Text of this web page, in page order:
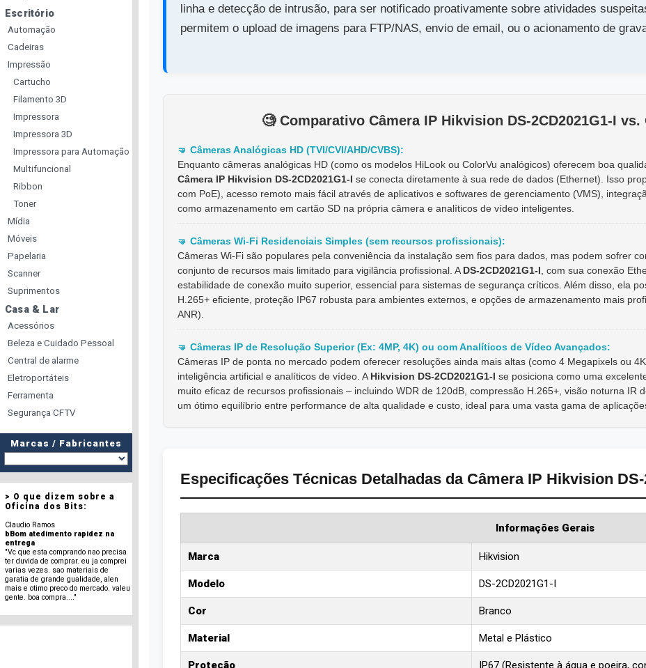
Escritório
Automação
Cadeiras
Impressão
Cartucho
Filamento 3D
Impressora
Impressora 3D
Impressora para Automação
Multifuncional
Ribbon
Toner
Mídia
Móveis
Papelaria
Scanner
Suprimentos
Casa & Lar
Acessórios
Beleza e Cuidado Pessoal
Central de alarme
Eletroportáteis
Ferramenta
Segurança CFTV
Marcas / Fabricantes
> O que dizem sobre a
Oficina dos Bits:
Claudio Ramos
bBom atedimento rapidez na
entrega
"Vc que esta comprando nao precisa
ter duvida de comprar. eu ja comprei
varias vezes. sao materiais de
garatia de grande gualidade, alen
mais e otimo preco do mercado. valeu
gente. boa compra...."
linha e detecção de intrusão, para ser notificado proativamente sobre atividades
permitem o upload de imagens para FTP/NAS, envio de email, ou o acionamento de
🧐️ Comparativo Câmera IP Hikvision DS-2CD2021G1-I vs.
🤜️ Câmeras Analógicas HD (TVI/CVI/AHD/CVBS):
Enquanto câmeras analógicas HD (como os modelos HiLook ou ColorVu analógicos) oferecem boa
Câmera IP Hikvision DS-2CD2021G1-I se conecta diretamente à sua rede de dados (Ethernet). Isso
com PoE), acesso remoto mais fácil através de aplicativos e softwares de gerenciamento (VMS),
como armazenamento em cartão SD na própria câmera e analíticos de vídeo inteligentes.
🤜️ Câmeras Wi-Fi Residenciais Simples (sem recursos profissionais):
Câmeras Wi-Fi são populares pela conveniência da instalação sem fios para dados, mas podem sofrer
conjunto de recursos mais limitado para vigilância profissional. A DS-2CD2021G1-I , com sua conexão
estabilidade de conexão muito superior, essencial para sistemas de segurança críticos. Além disso, ela
H.265+ eficiente, proteção IP67 robusta para ambientes externos, e opções de armazenamento mais
ANR).
🤜️ Câmeras IP de Resolução Superior (Ex: 4MP, 4K) ou com Analíticos de Vídeo Avançados:
Câmeras IP de ponta no mercado podem oferecer resoluções ainda mais altas (como 4 Megapixels ou
inteligência artificial e analíticos de vídeo. A Hikvision DS-2CD2021G1-I se posiciona como uma
muito eficaz de recursos profissionais – incluindo WDR de 120dB, compressão H.265+, visão noturna IR
um ótimo equilíbrio entre performance de alta qualidade e custo, ideal para uma vasta gama de
Especificações Técnicas Detalhadas da Câmera IP Hikvision DS-
Informações Gerais
Marca Hikvision
Modelo DS-2CD2021G1-I
Cor Branco
Material Metal e Plástico
Proteção IP67 (Resistente à água e poeira,